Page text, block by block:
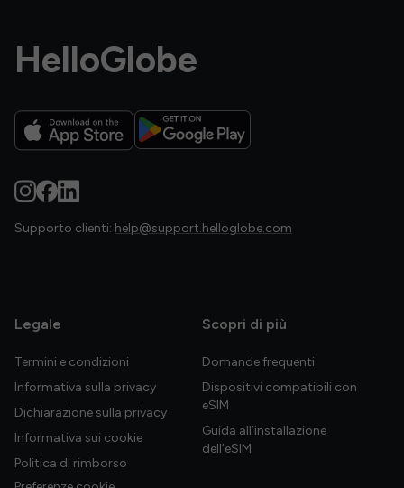
HelloGlobe
Supporto clienti: help@support.helloglobe.com
Legale
Termini e condizioni
Informativa sulla privacy
Dichiarazione sulla privacy
Informativa sui cookie
Politica di rimborso
Scopri di più
Domande frequenti
Dispositivi compatibili con
eSIM
Guida all’installazione
dell’eSIM